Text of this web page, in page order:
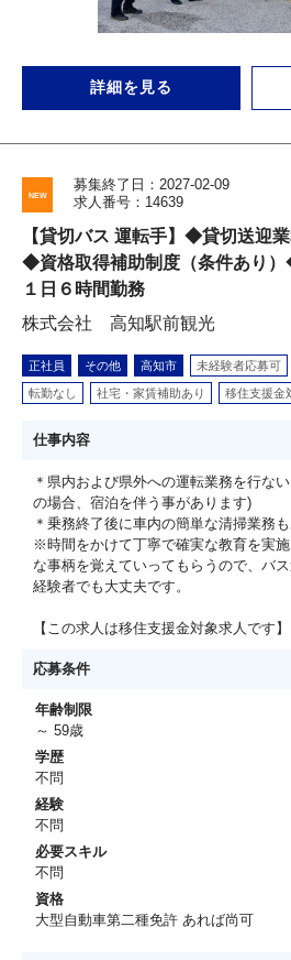
詳細を見る
募集終了日：2027-02-09
求人番号：14639
【貸切バス 運転手】◆貸切送迎
◆資格取得補助制度（条件あり
１日６時間勤務
株式会社 高知駅前観光
正社員 その他 高知市 未経験者応募可
転勤なし 社宅・家賃補助あり 移住支援金
仕事内容
＊県内および県外への運転業務を行な
の場合、宿泊を伴う事があります)
＊乗務終了後に車内の簡単な清掃業務も
※時間をかけて丁寧で確実な教育を実
な事柄を覚えていってもらうので、バ
経験者でも大丈夫です。
【この求人は移住支援金対象求人です】
応募条件
年齢制限
～ 59歳
学歴
不問
経験
不問
必要スキル
不問
資格
大型自動車第二種免許 あれば尚可